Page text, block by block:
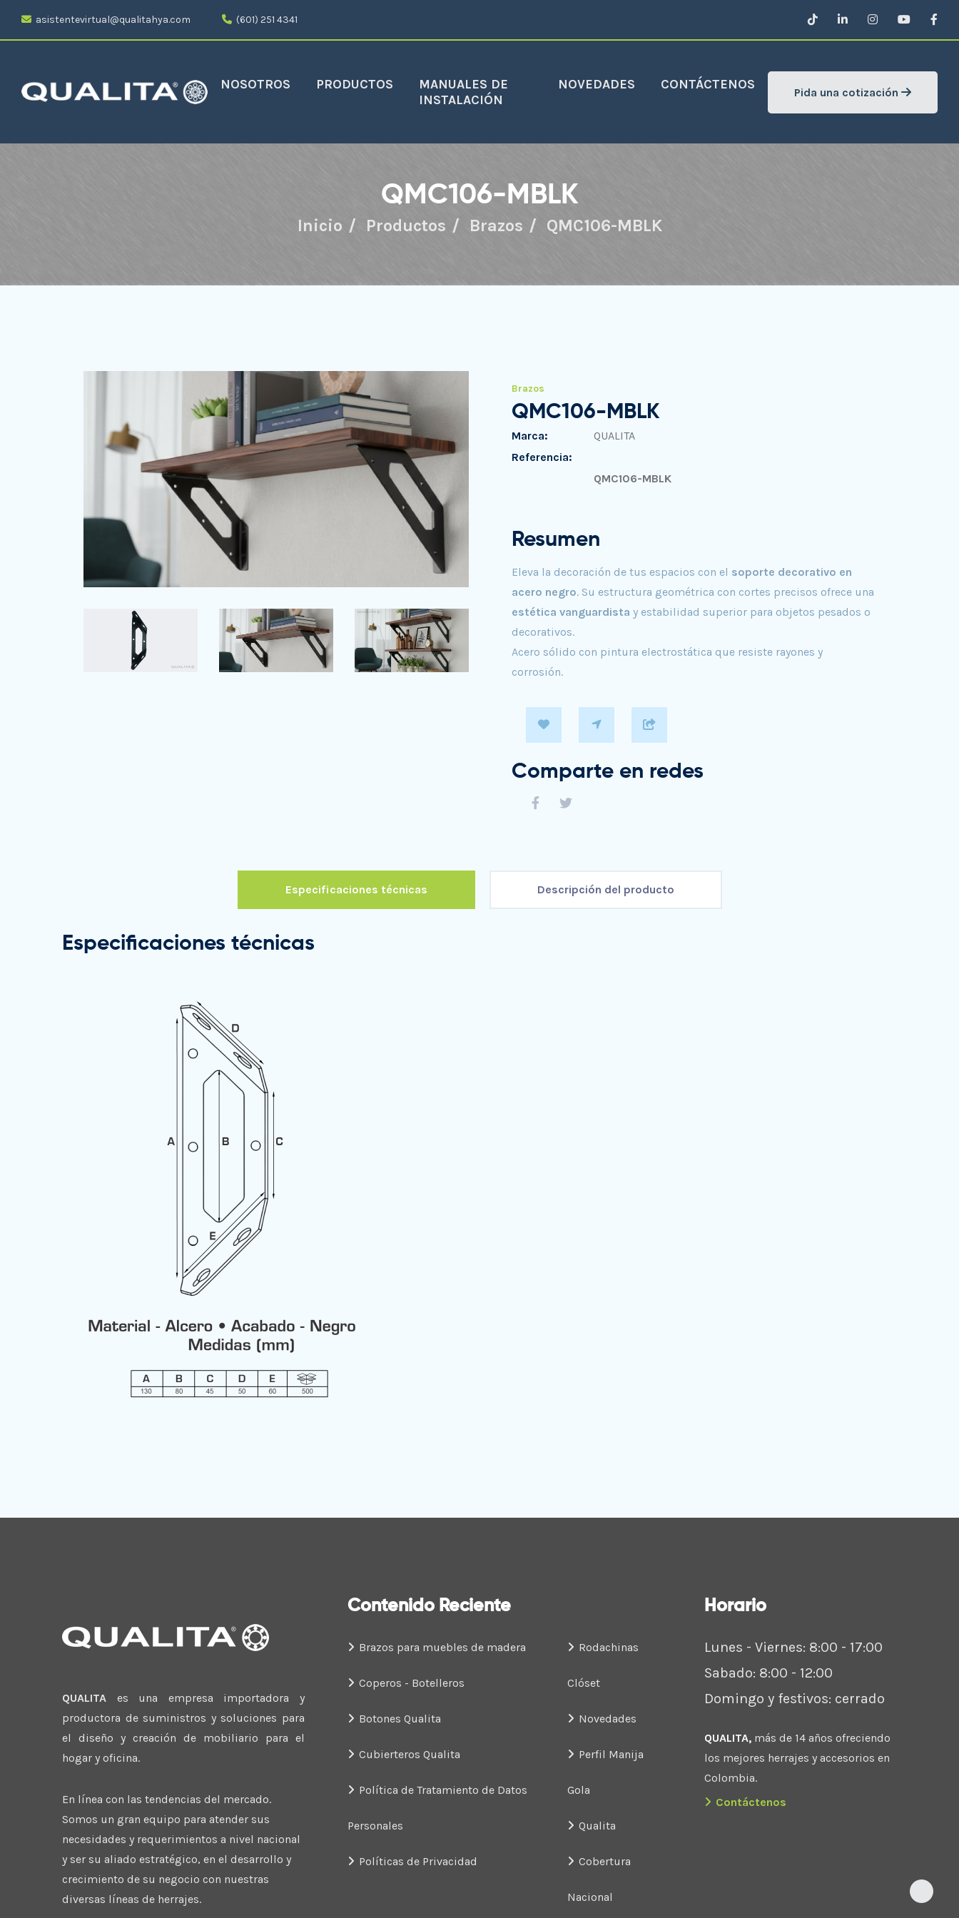
asistentevirtual@qualitahya.com (601) 251 4341
NOSOTROS PRODUCTOS
MANUALES DE
INSTALACIÓN
NOVEDADES CONTÁCTENOS Pida una cotización
QMC106-MBLK
Inicio Productos Brazos QMC106-MBLK
Brazos
QMC106-MBLK
Marca:
Referencia:
QUALITA
QMC106-MBLK
Resumen
Eleva la decoración de tus espacios con el soporte decorativo en
acero negro. Su estructura geométrica con cortes precisos ofrece una
estética vanguardista y estabilidad superior para objetos pesados o
decorativos.
Acero sólido con pintura electrostática que resiste rayones y
corrosión.
Comparte en redes
Especificaciones técnicas Descripción del producto
Especificaciones técnicas
QUALITA es una empresa importadora y
productora de suministros y soluciones para
el diseño y creación de mobiliario para el
hogar y oficina.
En línea con las tendencias del mercado.
Somos un gran equipo para atender sus
necesidades y requerimientos a nivel nacional
y ser su aliado estratégico, en el desarrollo y
crecimiento de su negocio con nuestras
diversas líneas de herrajes.
Contenido Reciente
Brazos para muebles de madera
Coperos - Botelleros
Botones Qualita
Cubierteros Qualita
Política de Tratamiento de Datos
Personales
Políticas de Privacidad
Rodachinas
Clóset
Novedades
Perfil Manija
Gola
Qualita
Cobertura
Nacional
Horario
Lunes - Viernes: 8:00 - 17:00
Sabado: 8:00 - 12:00
Domingo y festivos: cerrado
QUALITA, más de 14 años ofreciendo
los mejores herrajes y accesorios en
Colombia.
Contáctenos